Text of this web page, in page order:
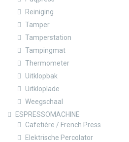
Reiniging
Tamper
Tamperstation
Tampingmat
Thermometer
Uitklopbak
Uitkloplade
Weegschaal
ESPRESSOMACHINE
Cafetière / French Press
Elektrische Percolator